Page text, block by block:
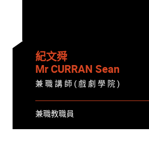
紀文舜
Mr CURRAN Sean
兼 職 講 師 ( 戲 劇 學 院 )
兼職教職員